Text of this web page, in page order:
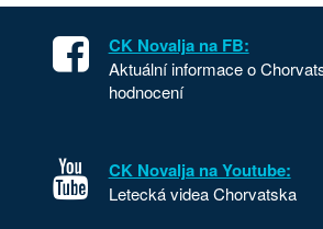
CK Novalja na FB:
Aktuální informace o
hodnocení
CK Novalja na Youtube:
Letecká videa Chorvatska